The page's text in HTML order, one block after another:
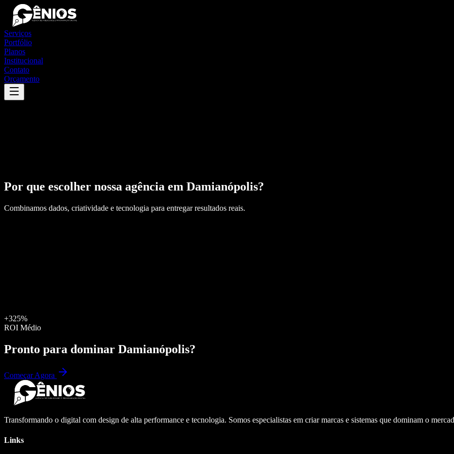
Serviços
Portfólio
Planos
Institucional
Contato
Orçamento
Por que escolher nossa agência em Damianópolis?
Combinamos dados, criatividade e tecnologia para entregar resultados reais.
+325%
ROI Médio
Pronto para dominar Damianópolis?
Começar Agora
Transformando o digital com design de alta performance e tecnologia. Somos especialistas em criar marcas e sistemas que dominam o
Links